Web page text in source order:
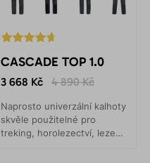
CASCADE TOP 1.0
3 668 Kč 4 890 Kč
Naprosto univerzální kalhoty
skvěle použitelné pro
treking, horolezectví, lezení